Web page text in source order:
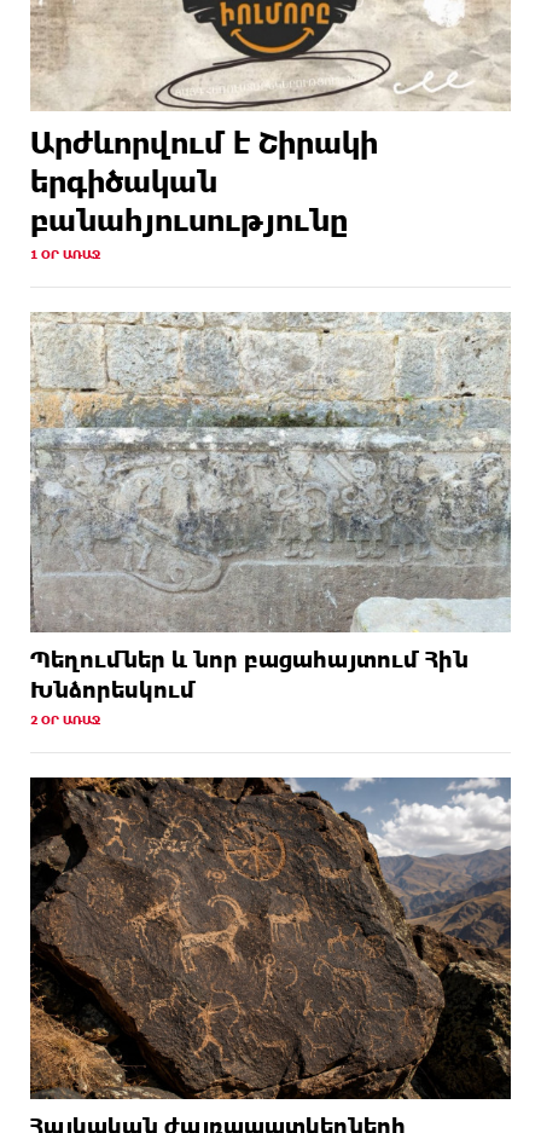
Արժևորվում է Շիրակի
երգիծական
բանահյուսությունը
1 ՕՐ ԱՌԱՋ
Պեղումներ և նոր բացահայտում Հին
Խնձորեսկում
2 ՕՐ ԱՌԱՋ
Հայկական ժայռապատկերների